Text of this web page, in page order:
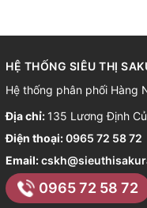
HỆ THỐNG SIÊU THỊ
Hệ thống phân phối Hàng
Địa chỉ: 135 Lương Định
Điện thoại:0965 72 58 72
Email:
0965 72 58 72